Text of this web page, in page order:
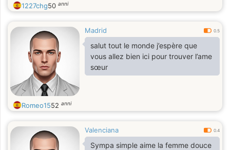
1227chg50 anni
Madrid 0.5
salut tout le monde j’espère que
vous allez bien ici pour trouver l’ame
sœur
Romeo1552 anni
Valenciana 0.4
Sympa simple aime la femme douce